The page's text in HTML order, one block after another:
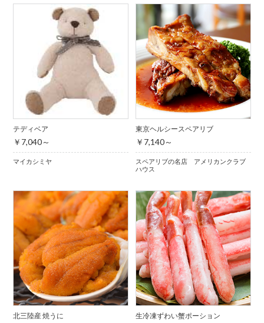
テディベア
￥7,040～
マイカシミヤ
東京ヘルシースペアリブ
￥7,140～
スペアリブの名店 アメリカンクラブ
ハウス
北三陸産 焼うに 生冷凍ずわい蟹ポーション